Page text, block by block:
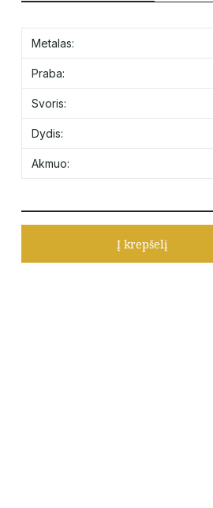
Metalas:
Praba:
Svoris:
Dydis:
Akmuo:
Į krepšelį